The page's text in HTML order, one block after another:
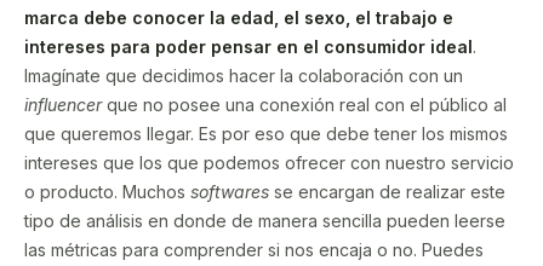
marca debe conocer la edad, el sexo, el trabajo e
intereses para poder pensar en el consumidor ideal.
Imagínate que decidimos hacer la colaboración con un
influencerque no posee una conexión real con el público al
que queremos llegar. Es por eso que debe tener los mismos
intereses que los que podemos ofrecer con nuestro servicio
o producto. Muchos softwares se encargan de realizar este
tipo de análisis en donde de manera sencilla pueden leerse
las métricas para comprender si nos encaja o no. Puedes